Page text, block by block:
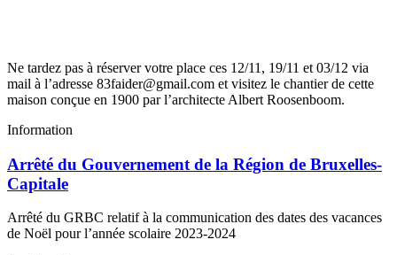
Ne tardez pas à réserver votre place ces 12/11, 19/11 et 03/12 via
mail à l’adresse 83faider@gmail.com et visitez le chantier de cette
maison conçue en 1900 par l’architecte Albert Roosenboom.
Information
Arrêté du Gouvernement de la Région de Bruxelles-
Capitale
Arrêté du GRBC relatif à la communication des dates des vacances
de Noël pour l’année scolaire 2023-2024